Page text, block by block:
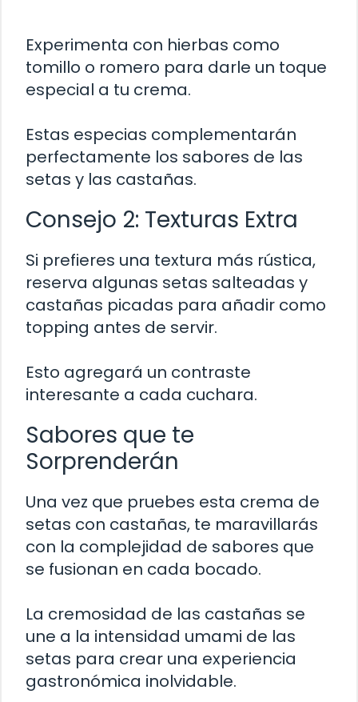
Experimenta con hierbas como
tomillo o romero para darle un toque
especial a tu crema.
Estas especias complementarán
perfectamente los sabores de las
setas y las castañas.
Consejo 2: Texturas Extra
Si prefieres una textura más rústica,
reserva algunas setas salteadas y
castañas picadas para añadir como
topping antes de servir.
Esto agregará un contraste
interesante a cada cuchara.
Sabores que te
Sorprenderán
Una vez que pruebes esta crema de
setas con castañas, te maravillarás
con la complejidad de sabores que
se fusionan en cada bocado.
La cremosidad de las castañas se
une a la intensidad umami de las
setas para crear una experiencia
gastronómica inolvidable.